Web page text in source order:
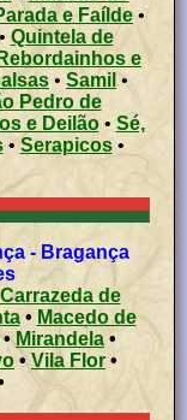
e Faílde•
Quintela de
Rebordainhos e
• Samil •
Pedro de
e Deilão•Sé,
•Serapicos•
- Bragança
Carrazeda de
• Macedo de
• Mirandela •
• Vila Flor •